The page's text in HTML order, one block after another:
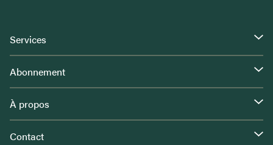
Services
Abonnement
À propos
Contact